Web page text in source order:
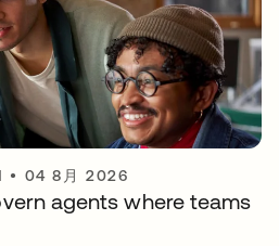
• 04 8月 2026
agents where teams